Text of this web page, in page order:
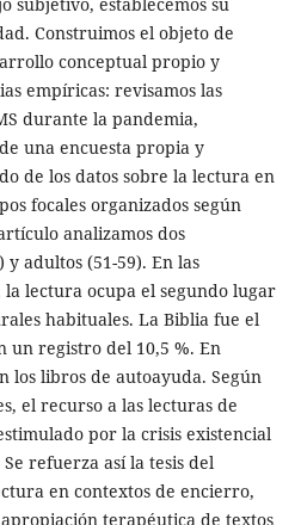
Construimos el objeto de
conceptual propio y
empíricas: revisamos las
durante la pandemia,
una encuesta propia y
de los datos sobre la lectura en
focales organizados según
analizamos dos
y adultos (51-59). En las
la lectura ocupa el segundo lugar
habituales. La Biblia fue el
un registro del 10,5 %. En
los libros de autoayuda. Según
el recurso a las lecturas de
por la crisis existencial
refuerza así la tesis del
en contextos de encierro,
terapéutica de textos